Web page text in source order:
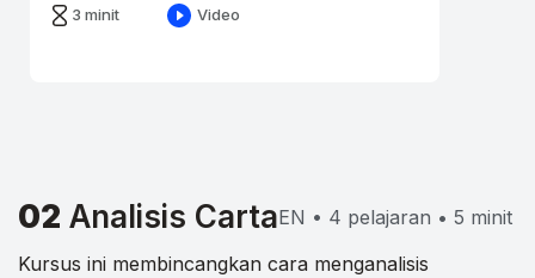
3 minit Video
02 Analisis CartaEN • 4 pelajaran • 5 minit
Kursus ini membincangkan cara menganalisis